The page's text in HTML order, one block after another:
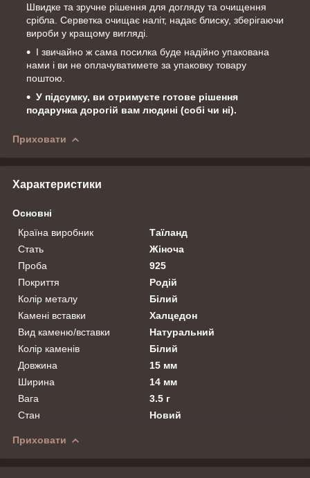
Швидке та зручне рішення для догляду та очищення
срібла. Серветка очищає наліт, надає блиску, зберігаючи
вироби у кращому вигляді.
І звичайно ж сама посилка буде надійно упакована
нами і ви не оплачуватимете за упаковку товару
поштою.
У підсумку, ви отримуєте готове рішення
подарунка дорогій вам людині (собі чи ні).
Приховати
Характеристики
Основні
Країна виробник
Таїланд
Стать
Жіноча
Проба
925
Покриття
Родій
Колір металу
Білий
Камені вставки
Халцедон
Вид каменю/вставки
Натуральний
Колір каменів
Білий
Довжина
15 мм
Ширина
14 мм
Вага
3.5 г
Стан
Новий
Приховати